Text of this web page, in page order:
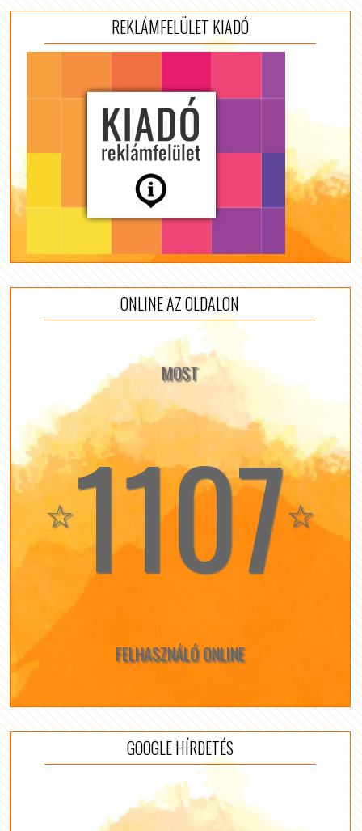
REKLÁMFELÜLET KIADÓ
ONLINE AZ OLDALON
MOST
☆1107☆
FELHASZNÁLÓ ONLINE
GOOGLE HÍRDETÉS